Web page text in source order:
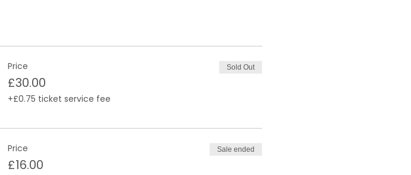
Price
£30.00
+£0.75 ticket service fee
Sold Out
Price
£16.00
Sale ended